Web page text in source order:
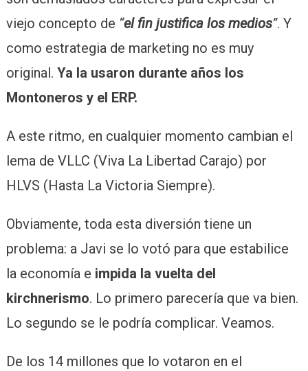
viejo concepto de “el fin justifica los medios”. Y
como estrategia de marketing no es muy
original. Ya la usaron durante años los
Montoneros y el ERP.
A este ritmo, en cualquier momento cambian el
lema de VLLC (Viva La Libertad Carajo) por
HLVS (Hasta La Victoria Siempre).
Obviamente, toda esta diversión tiene un
problema: a Javi se lo votó para que estabilice
la economía e impida la vuelta del
kirchnerismo. Lo primero parecería que va bien.
Lo segundo se le podría complicar. Veamos.
De los 14 millones que lo votaron en el